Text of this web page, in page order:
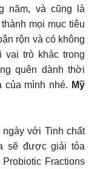
năm, và cũng là
mọi mục tiêu
rộn và có không
trò khác trong
quên dành thời
của mình nhé. Mỹ
với Tinh chất
sẽ được giải tỏa
Fractions